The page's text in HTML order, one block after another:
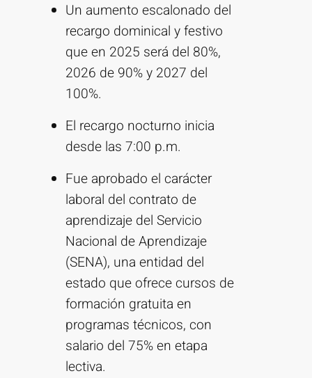
Un aumento escalonado del
recargo dominical y festivo
que en 2025 será del 80%,
2026 de 90% y 2027 del
100%.
El recargo nocturno inicia
desde las 7:00 p.m.
Fue aprobado el carácter
laboral del contrato de
aprendizaje del Servicio
Nacional de Aprendizaje
(SENA), una entidad del
estado que ofrece cursos de
formación gratuita en
programas técnicos, con
salario del 75% en etapa
lectiva.